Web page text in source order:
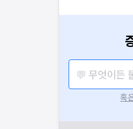
💬 무엇이든
혹